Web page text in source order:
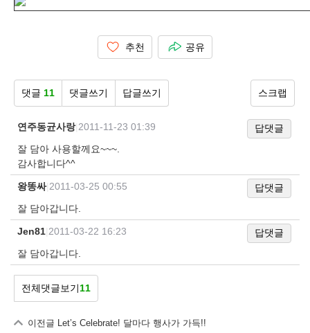
추천 공유
댓글 11 댓글쓰기 답글쓰기 스크랩
연주동균사랑| 2011-11-23 01:39
답댓글
잘 담아 사용할께요~~~.
감사합니다^^
왕똥싸| 2011-03-25 00:55
답댓글
잘 담아갑니다.
Jen81 2011-03-22 16:23
답댓글
잘 담아갑니다.
전체댓글보기11
이전글 Let’s Celebrate! 달마다 행사가 가득!!